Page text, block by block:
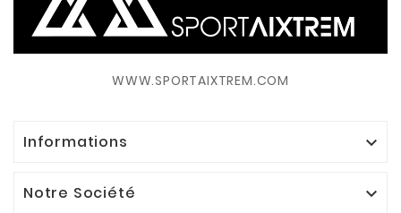
WWW.SPORTAIXTREM.COM
Informations 
Notre Société 